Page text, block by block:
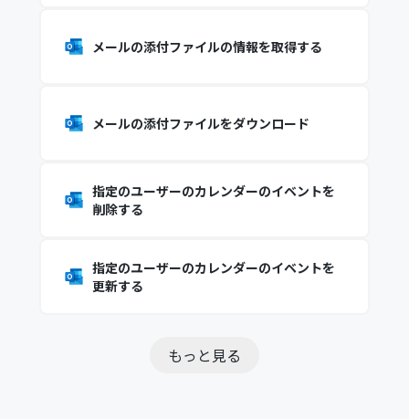
メールの添付ファイルの情報を取得する
メールの添付ファイルをダウンロード
指定のユーザーのカレンダーのイベントを
削除する
指定のユーザーのカレンダーのイベントを
更新する
もっと見る